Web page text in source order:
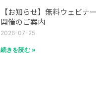
【お知らせ】無料ウェビナー
開催のご案内
2026-07-25
続きを読む »